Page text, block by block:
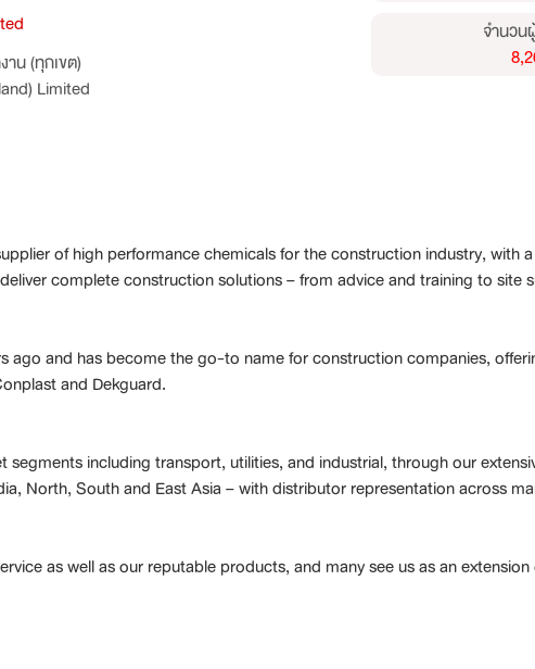
าน (ทุกเขต)
Limited
จำนวน
of high performance chemicals for the construction industry,
complete construction solutions – from advice and training to site
ago and has become the go-to name for construction companies,
and Dekguard.
including transport, utilities, and industrial, through our
North, South and East Asia – with distributor representation across
as well as our reputable products, and many see us as an